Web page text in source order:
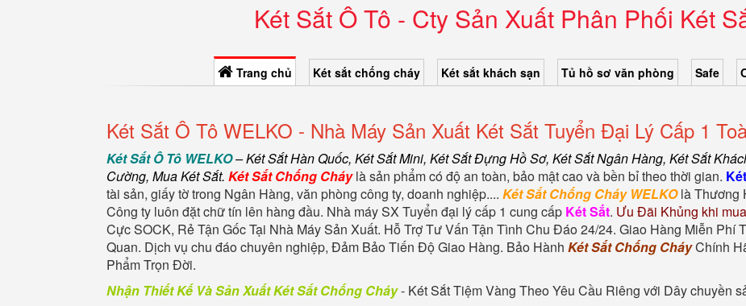
Két Sắt Ô Tô - Cty Sản Xuất Phân Phối Két
Trang chủ Két sắt chống cháy Két sắt khách sạn Tủ hồ sơ văn phòng Safe
Két Sắt Ô Tô WELKO - Nhà Máy Sản Xuất Két Sắt Tuyển Đại Lý Cấp 1
Két Sắt Ô Tô WELKO–Két Sắt Hàn Quốc, Két Sắt Mini, Két Sắt Đựng Hồ Sơ, Két Sắt Ngân Hàng, Két Sắt
Cường, Mua Két Sắt. Két Sắt Chống Cháylà sản phẩm có độ an toàn, bảo mật cao và bền bỉ theo thời gian.
tài sản, giấy tờ trong Ngân Hàng, văn phòng công ty, doanh nghiệp.... Két Sắt Chống Cháy WELKOlà Thương
Công ty luôn đặt chữ tín lên hàng đầu. Nhà máy SX Tuyển đại lý cấp 1 cung cấp Két Sắt. Ưu Đãi Khủng khi
Cực SOCK, Rẻ Tận Gốc Tại Nhà Máy Sản Xuất. Hỗ Trợ Tư Vấn Tận Tình Chu Đáo 24/24. Giao Hàng Miễn Phí
Quan. Dịch vụ chu đáo chuyên nghiệp, Đảm Bảo Tiến Độ Giao Hàng. Bảo Hành Két Sắt Chống CháyChính
Phẩm Trọn Đời.
Nhận Thiết Kế Và Sản Xuất Két Sắt Chống Cháy- Két Sắt Tiệm Vàng Theo Yêu Cầu Riêng với Dây chuyền